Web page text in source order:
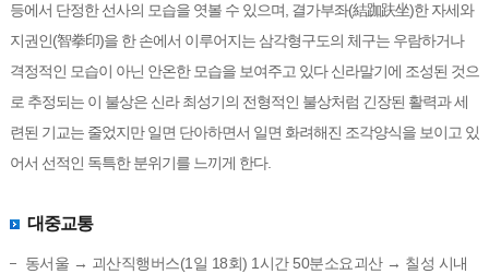
등에서 단정한 선사의 모습을 엿볼 수 있으며, 결가부좌(結跏趺坐)한 자세와
지권인(智拳印)을 한 손에서 이루어지는 삼각형구도의 체구는 우람하거나
격정적인 모습이 아닌 안온한 모습을 보여주고 있다 신라말기에 조성된 것으
로 추정되는 이 불상은 신라 최성기의 전형적인 불상처럼 긴장된 활력과 세
련된 기교는 줄었지만 일면 단아하면서 일면 화려해진 조각양식을 보이고 있
어서 선적인 독특한 분위기를 느끼게 한다.
대중교통
동서울 → 괴산직행버스(1일 18회) 1시간 50분소요괴산 → 칠성 시내